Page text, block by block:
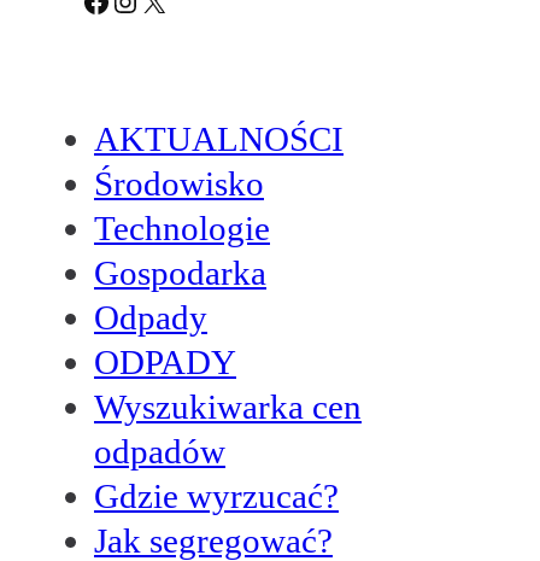
AKTUALNOŚCI
Środowisko
Technologie
Gospodarka
Odpady
ODPADY
Wyszukiwarka cen
odpadów
Gdzie wyrzucać?
Jak segregować?